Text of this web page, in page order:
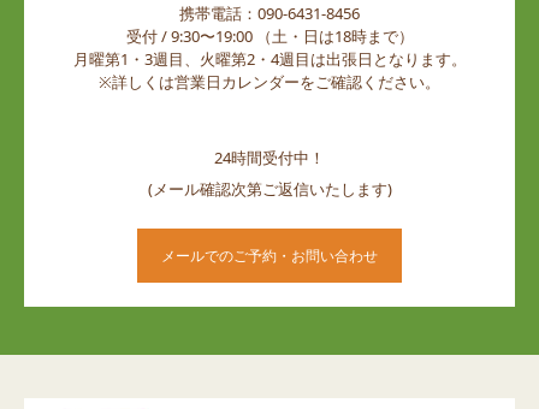
携帯電話：090-6431-8456
受付 / 9:30〜19:00 （土・日は18時まで）
月曜第1・3週目、火曜第2・4週目は出張日となります。
※詳しくは営業日カレンダーをご確認ください。
24時間受付中！
(メール確認次第ご返信いたします)
メールでのご予約・お問い合わせ